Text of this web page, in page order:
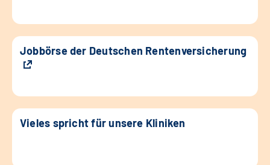
Jobbörse der Deutschen Rentenversicherung
Vieles spricht für unsere Kliniken